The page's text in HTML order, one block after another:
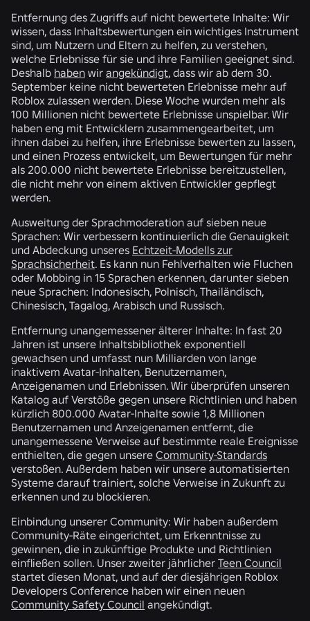
Entfernung des Zugriffs auf nicht bewertete Inhalte: Wir
wissen, dass Inhaltsbewertungen ein wichtiges Instrument
sind, um Nutzern und Eltern zu helfen, zu verstehen,
welche Erlebnisse für sie und ihre Familien geeignet sind.
Deshalb haben wir angekündigt, dass wir ab dem 30.
September keine nicht bewerteten Erlebnisse mehr auf
Roblox zulassen werden. Diese Woche wurden mehr als
100 Millionen nicht bewertete Erlebnisse unspielbar. Wir
haben eng mit Entwicklern zusammengearbeitet, um
ihnen dabei zu helfen, ihre Erlebnisse bewerten zu lassen,
und einen Prozess entwickelt, um Bewertungen für mehr
als 200.000 nicht bewertete Erlebnisse bereitzustellen,
die nicht mehr von einem aktiven Entwickler gepflegt
werden.
Ausweitung der Sprachmoderation auf sieben neue
Sprachen: Wir verbessern kontinuierlich die Genauigkeit
und Abdeckung unseres Echtzeit-Modells zur
Sprachsicherheit. Es kann nun Fehlverhalten wie Fluchen
oder Mobbing in 15 Sprachen erkennen, darunter sieben
neue Sprachen: Indonesisch, Polnisch, Thailändisch,
Chinesisch, Tagalog, Arabisch und Russisch.
Entfernung unangemessener älterer Inhalte: In fast 20
Jahren ist unsere Inhaltsbibliothek exponentiell
gewachsen und umfasst nun Milliarden von lange
inaktivem Avatar-Inhalten, Benutzernamen,
Anzeigenamen und Erlebnissen. Wir überprüfen unseren
Katalog auf Verstöße gegen unsere Richtlinien und haben
kürzlich 800.000 Avatar-Inhalte sowie 1,8 Millionen
Benutzernamen und Anzeigenamen entfernt, die
unangemessene Verweise auf bestimmte reale Ereignisse
enthielten, die gegen unsere Community-Standards
verstoßen. Außerdem haben wir unsere automatisierten
Systeme darauf trainiert, solche Verweise in Zukunft zu
erkennen und zu blockieren.
Einbindung unserer Community: Wir haben außerdem
Community-Räte eingerichtet, um Erkenntnisse zu
gewinnen, die in zukünftige Produkte und Richtlinien
einfließen sollen. Unser zweiter jährlicher Teen Council
startet diesen Monat, und auf der diesjährigen Roblox
Developers Conference haben wir einen neuen
Community Safety Council angekündigt.